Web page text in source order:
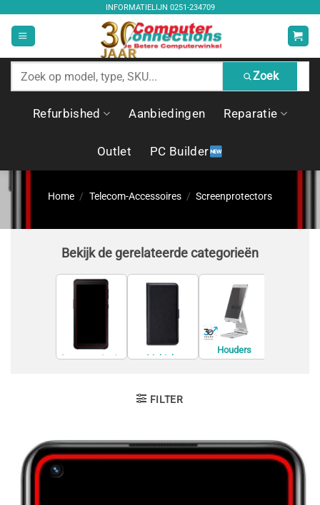
inhoud
INFORMATIELIJN 0251-234709
Zoek
producten
Zoek
Refurbished Aanbiedingen Reparatie
Outlet PC Builder
Home / Telecom-Accessoires / Screenprotectors
Bekijk de gerelateerde categorieën
Screenprotecto
Mobiele
Houders
FILTER